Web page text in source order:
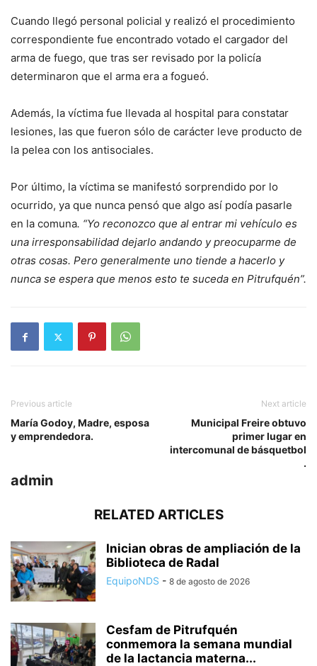
Cuando llegó personal policial y realizó el procedimiento
correspondiente fue encontrado votado el cargador del
arma de fuego, que tras ser revisado por la policía
determinaron que el arma era a fogueó.
Además, la víctima fue llevada al hospital para constatar
lesiones, las que fueron sólo de carácter leve producto de
la pelea con los antisociales.
Por último, la víctima se manifestó sorprendido por lo
ocurrido, ya que nunca pensó que algo así podía pasarle
en la comuna. “Yo reconozco que al entrar mi vehículo es
una irresponsabilidad dejarlo andando y preocuparme de
otras cosas. Pero generalmente uno tiende a hacerlo y
nunca se espera que menos esto te suceda en Pitrufquén”.
Previous article
María Godoy, Madre, esposa
y emprendedora.
Next article
Municipal Freire obtuvo
primer lugar en
intercomunal de básquetbol
.
admin
RELATED ARTICLES
Inician obras de ampliación de la
Biblioteca de Radal
EquipoNDS - 8 de agosto de 2026
Cesfam de Pitrufquén
conmemora la semana mundial
de la lactancia materna...